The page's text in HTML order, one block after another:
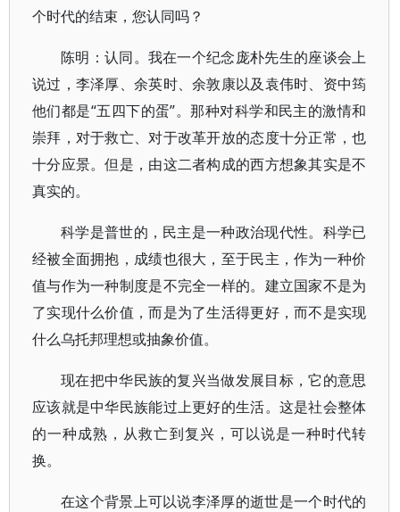
个时代的结束，您认同吗？
陈明：认同。我在一个纪念庞朴先生的座谈会上
说过，李泽厚、余英时、余敦康以及袁伟时、资中筠
他们都是“五四下的蛋”。那种对科学和民主的激情和
崇拜，对于救亡、对于改革开放的态度十分正常，也
十分应景。但是，由这二者构成的西方想象其实是不
真实的。
科学是普世的，民主是一种政治现代性。科学已
经被全面拥抱，成绩也很大，至于民主，作为一种价
值与作为一种制度是不完全一样的。建立国家不是为
了实现什么价值，而是为了生活得更好，而不是实现
什么乌托邦理想或抽象价值。
现在把中华民族的复兴当做发展目标，它的意思
应该就是中华民族能过上更好的生活。这是社会整体
的一种成熟，从救亡到复兴，可以说是一种时代转
换。
在这个背景上可以说李泽厚的逝世是一个时代的